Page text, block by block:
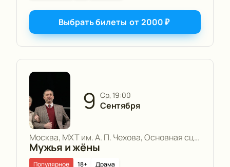
Выбрать билеты от2000₽
9 ср, 19:00
Сентября
Москва, МХТ им. А. П. Чехова, Основная сцена
Мужья и жёны
18+ Драма
Популярное